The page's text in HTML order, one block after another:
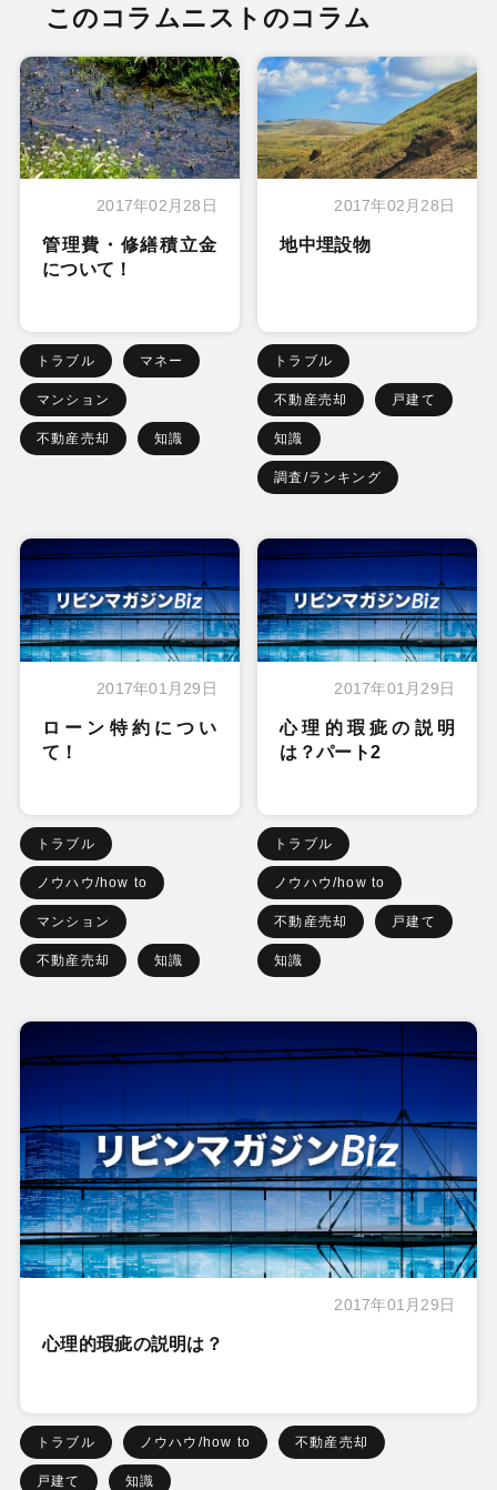
このコラムニストのコラム
2017年02月28日
管理費・修繕積立金
について！
トラブル マネー
マンション
不動産売却 知識
2017年02月28日
地中埋設物
トラブル
不動産売却 戸建て
知識
調査/ランキング
2017年01月29日
ローン特約につい
て！
トラブル
ノウハウ/how to
マンション
不動産売却 知識
2017年01月29日
心理的瑕疵の説明
は？パート2
トラブル
ノウハウ/how to
不動産売却 戸建て
知識
2017年01月29日
心理的瑕疵の説明は？
トラブル ノウハウ/how to 不動産売却
戸建て 知識